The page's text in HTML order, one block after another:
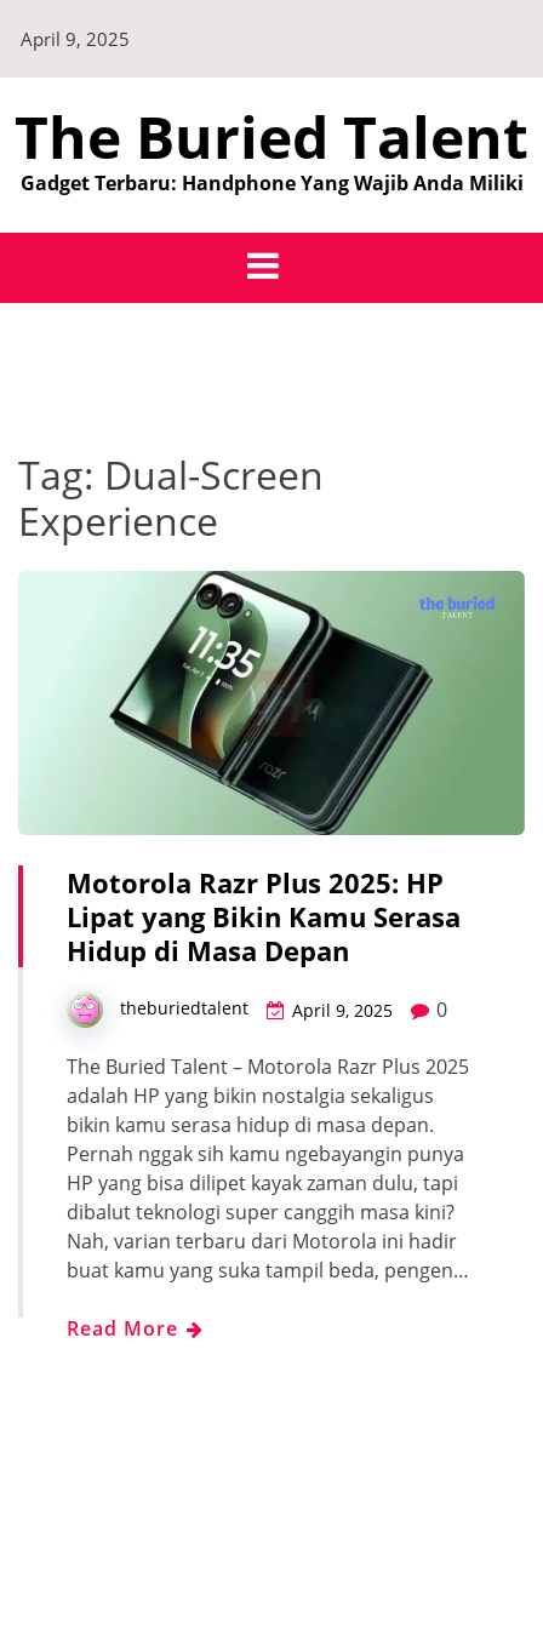
content
April 9, 2025
The Buried Talent
Gadget Terbaru: Handphone Yang Wajib Anda Miliki
Tag: Dual-Screen
Experience
Motorola Razr Plus 2025: HP
Lipat yang Bikin Kamu Serasa
Hidup di Masa Depan
theburiedtalent April 9, 2025 0
The Buried Talent – Motorola Razr Plus 2025
adalah HP yang bikin nostalgia sekaligus
bikin kamu serasa hidup di masa depan.
Pernah nggak sih kamu ngebayangin punya
HP yang bisa dilipet kayak zaman dulu, tapi
dibalut teknologi super canggih masa kini?
Nah, varian terbaru dari Motorola ini hadir
buat kamu yang suka tampil beda, pengen…
Read More